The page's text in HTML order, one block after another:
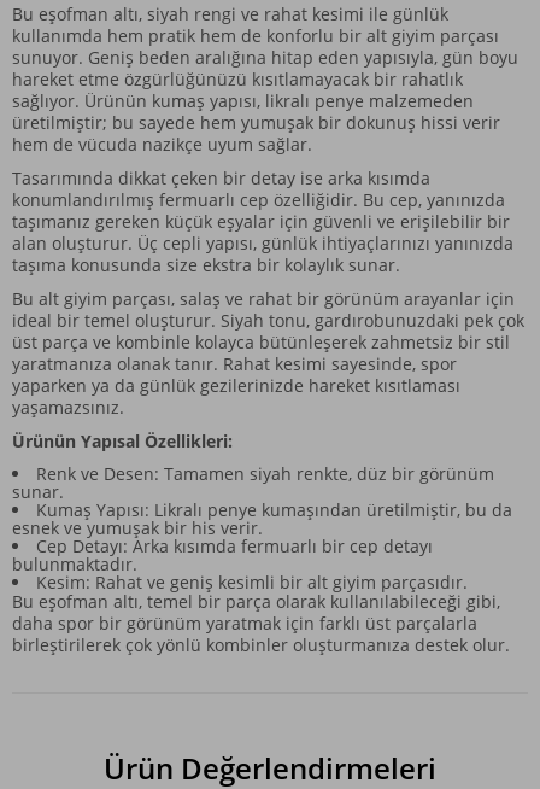
Bu eşofman altı, siyah rengi ve rahat kesimi ile günlük
kullanımda hem pratik hem de konforlu bir alt giyim parçası
sunuyor. Geniş beden aralığına hitap eden yapısıyla, gün boyu
hareket etme özgürlüğünüzü kısıtlamayacak bir rahatlık
sağlıyor. Ürünün kumaş yapısı, likralı penye malzemeden
üretilmiştir; bu sayede hem yumuşak bir dokunuş hissi verir
hem de vücuda nazikçe uyum sağlar.
Tasarımında dikkat çeken bir detay ise arka kısımda
konumlandırılmış fermuarlı cep özelliğidir. Bu cep, yanınızda
taşımanız gereken küçük eşyalar için güvenli ve erişilebilir bir
alan oluşturur. Üç cepli yapısı, günlük ihtiyaçlarınızı yanınızda
taşıma konusunda size ekstra bir kolaylık sunar.
Bu alt giyim parçası, salaş ve rahat bir görünüm arayanlar için
ideal bir temel oluşturur. Siyah tonu, gardırobunuzdaki pek çok
üst parça ve kombinle kolayca bütünleşerek zahmetsiz bir stil
yaratmanıza olanak tanır. Rahat kesimi sayesinde, spor
yaparken ya da günlük gezilerinizde hareket kısıtlaması
yaşamazsınız.
Ürünün Yapısal Özellikleri:
Renk ve Desen: Tamamen siyah renkte, düz bir görünüm
sunar.
Kumaş Yapısı: Likralı penye kumaşından üretilmiştir, bu da
esnek ve yumuşak bir his verir.
Cep Detayı: Arka kısımda fermuarlı bir cep detayı
bulunmaktadır.
Kesim: Rahat ve geniş kesimli bir alt giyim parçasıdır.
Bu eşofman altı, temel bir parça olarak kullanılabileceği gibi,
daha spor bir görünüm yaratmak için farklı üst parçalarla
birleştirilerek çok yönlü kombinler oluşturmanıza destek olur.
Ürün Değerlendirmeleri